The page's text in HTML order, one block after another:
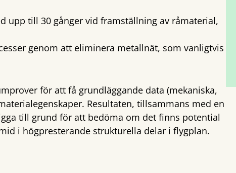
upp till 30 gånger vid framställning av råmaterial,
genom att eliminera metallnät, som vanligtvis
för att få grundläggande data (mekaniska,
Resultaten, tillsammans med en
till grund för att bedöma om det finns potential
i högpresterande strukturella delar i flygplan.